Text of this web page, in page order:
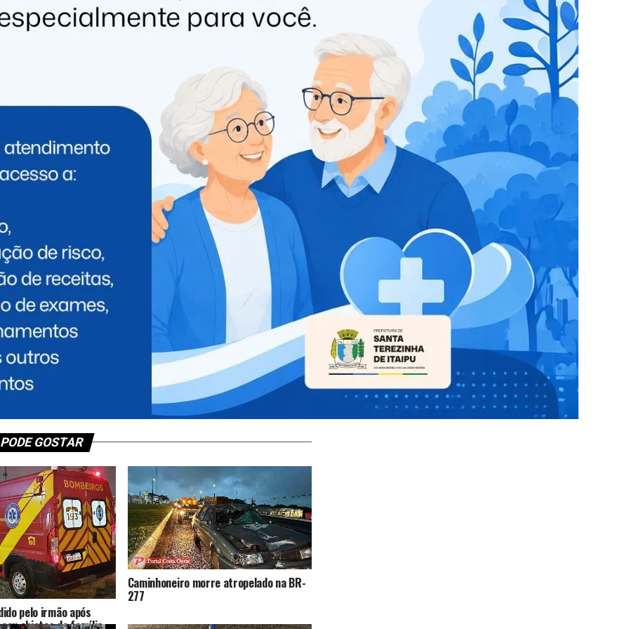
PRÓXIMO
Novidades na política de Santa Terezinha
de Itaipu
GOSTAR
pelo irmão após
Caminhoneiro morre atropelado na BR-
277